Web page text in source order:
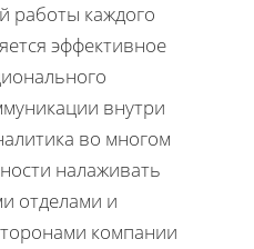
работы каждого
эффективное
внутри
во многом
налаживать
отделами и
компании